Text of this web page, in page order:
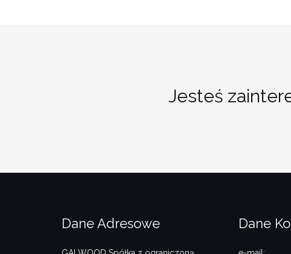
Jesteś
Dane Adresowe Dane